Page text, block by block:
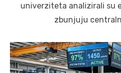
univerziteta analizirali su
zbunjuju